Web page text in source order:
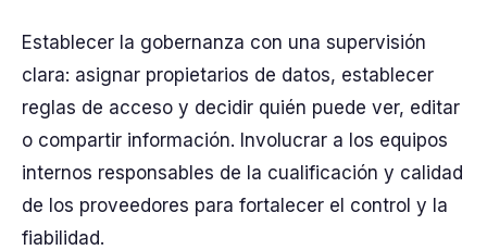
Establecer la gobernanza con una supervisión
clara: asignar propietarios de datos, establecer
reglas de acceso y decidir quién puede ver, editar
o compartir información. Involucrar a los equipos
internos responsables de la cualificación y calidad
de los proveedores para fortalecer el control y la
fiabilidad.